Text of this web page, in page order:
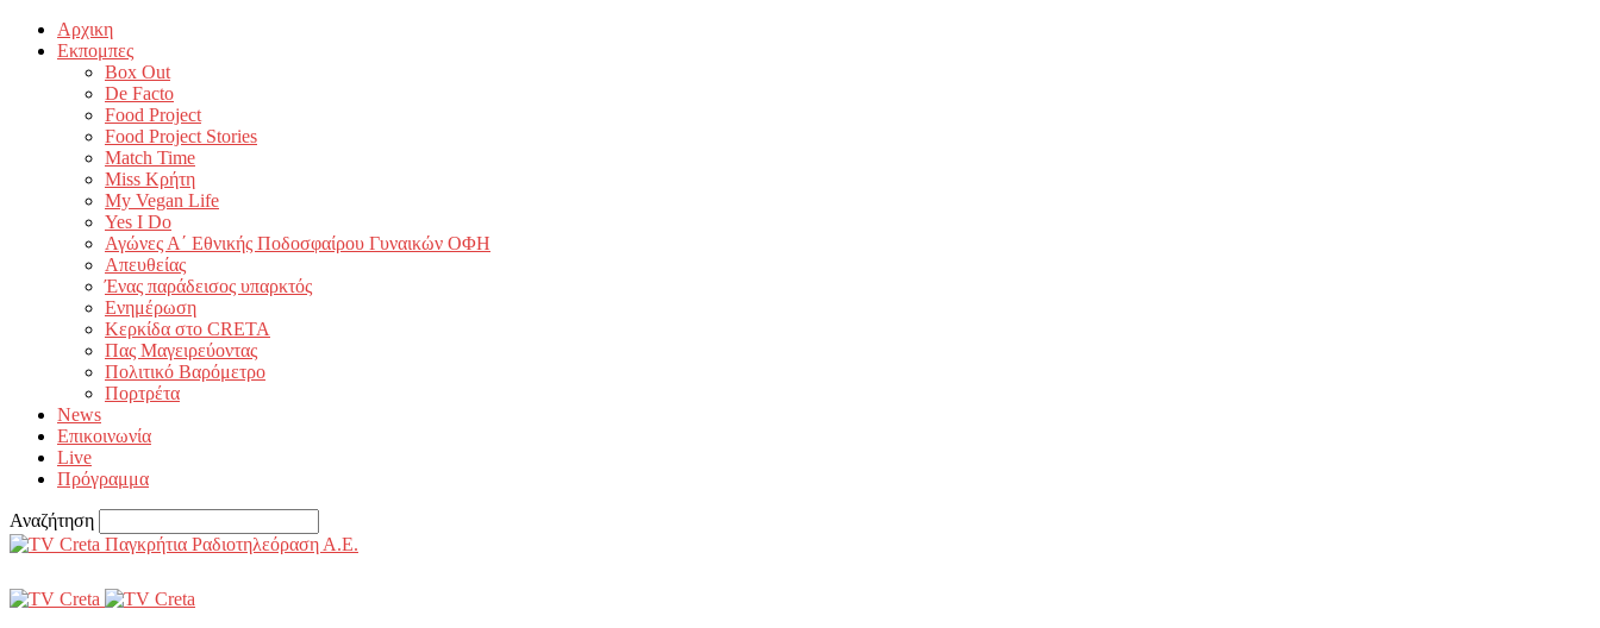
Αρχικη
Εκπομπες
Box Out
De Facto
Food Project
Food Project Stories
Match Time
Miss Κρήτη
My Vegan Life
Yes I Do
Αγώνες Α΄ Εθνικής Ποδοσφαίρου Γυναικών ΟΦΗ
Απευθείας
Ένας παράδεισος υπαρκτός
Ενημέρωση
Κερκίδα στο CRETA
Πας Μαγειρεύοντας
Πολιτικό Βαρόμετρο
Πορτρέτα
News
Επικοινωνία
Live
Πρόγραμμα
Αναζήτηση
Παγκρήτια Ραδιοτηλεόραση Α.Ε.